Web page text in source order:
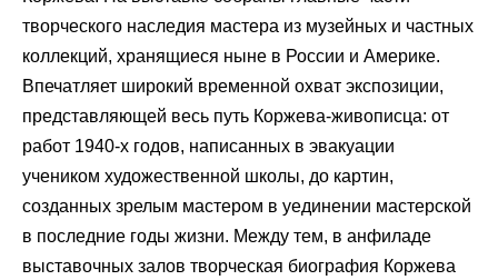
творческого наследия мастера из музейных и частных
коллекций, хранящиеся ныне в России и Америке.
Впечатляет широкий временной охват экспозиции,
представляющей весь путь Коржева-живописца: от
работ 1940-х годов, написанных в эвакуации
учеником художественной школы, до картин,
созданных зрелым мастером в уединении мастерской
в последние годы жизни. Между тем, в анфиладе
выставочных залов творческая биография Коржева